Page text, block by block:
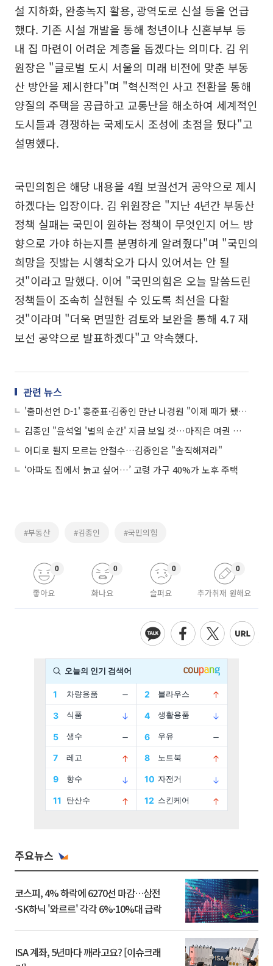
설 지하화, 완충녹지 활용, 광역도로 신설 등을 언급
했다. 기존 시설 개발을 통해 청년이나 신혼부부 등
내 집 마련이 어려운 계층을 돕겠다는 의미다. 김 위
원장은 "글로벌 도시 서울의 미래 비전에 맞춘 부동
산 방안을 제시한다"며 "혁신적인 사고 전환을 통해
양질의 주택을 공급하고 교통난을 해소하여 세계적인
도시들과 경쟁하는 국제도시 조성에 초점을 뒀다"고
설명했다.
국민의힘은 해당 내용을 4월 보궐선거 공약으로 제시
하겠다는 입장이다. 김 위원장은 "지난 4년간 부동산
정책 실패는 국민이 원하는 정책이 무엇인지 어느 방
향으로 가야 하는지를 분명하게 알려줬다"며 "국민의
희망을 짓밟는 시행착오가 다시 있어서는 안 될
것"이라고 말했다. 이어 "국민의힘은 오늘 말씀드린
정책들이 조속히 실현될 수 있도록 최선을 다할
것"이라며 "더욱 면밀한 검토와 보완을 통해 4.7 재
보선 공약으로 발표하겠다"고 약속했다.
관련 뉴스
'출마선언 D-1' 홍준표·김종인 만난 나경원 "이제 때가 됐다"
김종인 "윤석열 '별의 순간' 지금 보일 것…아직은 여권 사람"
어디로 튈지 모르는 안철수…김종인은 "솔직해져라"
‘아파도 집에서 늙고 싶어…’ 고령 가구 40%가 노후 주택
#부동산 #김종인 #국민의힘
좋아요
0
화나요
0
슬퍼요
0
추가취재 원해요
0
주요뉴스
코스피, 4% 하락에 6270선 마감…삼전
·SK하닉 '와르르' 각각 6%·10%대 급락
ISA 계좌, 5년마다 깨라고요? [이슈크래